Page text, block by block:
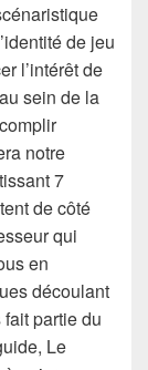
de jeu
l’intérêt de
sein de la
notre
7
de côté
qui
en
découlant
partie du
Le